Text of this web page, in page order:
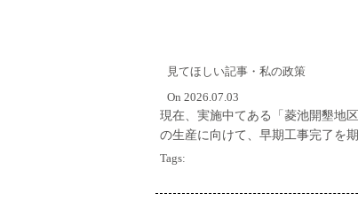
見てほしい記事・私の政策
On 2026.07.03
現在、実施中てある「菱池開墾地
の生産に向けて、早期工事完了を
Tags: